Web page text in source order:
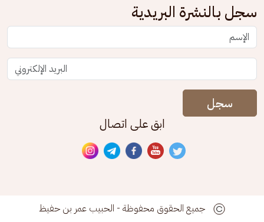
سجل بالنشرة البريدية
سجل
ابق على اتصال
جميع الحقوق محفوظة - الحبيب عمر بن حفيظ